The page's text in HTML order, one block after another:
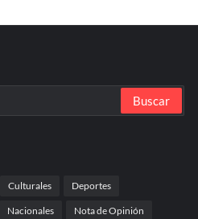
Culturales Deportes
Nacionales Nota de Opinión